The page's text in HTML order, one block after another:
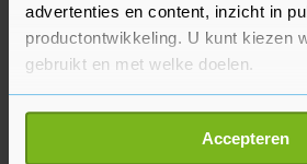
advertenties en content, inzicht in
productontwikkeling. U kunt kiezen
gebruikt en met welke doelen.
Als u het toestaat, willen we ook
Informatie verzamelen over
Accepteren